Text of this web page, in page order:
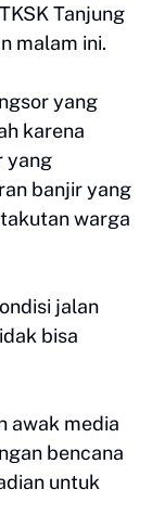
Tanjung
malam ini.
yang
karena
yang
banjir yang
warga
jalan
bisa
awak media
bencana
untuk